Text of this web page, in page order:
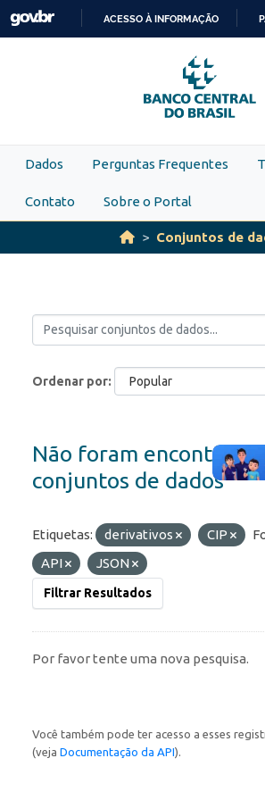
Skip to main content
PARA
O
CONTEÚDO
ACESSO À INFORMAÇÃO
Dados Perguntas Frequentes
Contato Sobre o Portal
Conjuntos de
Ordenar por
Não foram
conjuntos de dados
Etiquetas: derivativos CIP
API
JSON
Filtrar Resultados
Por favor tente uma nova pesquisa.
Você também pode ter acesso a esses
(veja Documentação da API).